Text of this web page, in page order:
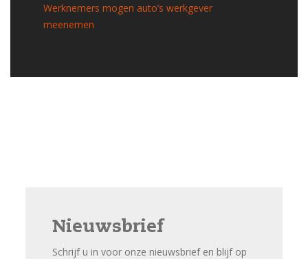
Werknemers mogen auto’s werkgever
meenemen
Nieuwsbrief
Schrijf u in voor onze nieuwsbrief en blijf op